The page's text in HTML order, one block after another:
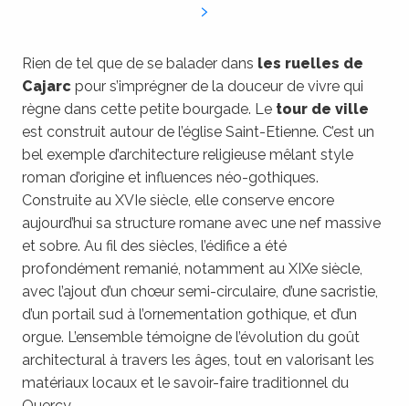
Point de vue
Nos idées de circuit routier voiture
FAQ
Rien de tel que de se balader dans les ruelles de
Cajarc pour s’imprégner de la douceur de vivre qui
règne dans cette petite bourgade. Le tour de ville
est construit autour de l’église Saint-Etienne. C’est un
bel exemple d’architecture religieuse mêlant style
roman d’origine et influences néo-gothiques.
Construite au XVIe siècle, elle conserve encore
aujourd’hui sa structure romane avec une nef massive
et sobre. Au fil des siècles, l’édifice a été
profondément remanié, notamment au XIXe siècle,
avec l’ajout d’un chœur semi-circulaire, d’une sacristie,
d’un portail sud à l’ornementation gothique, et d’un
orgue. L’ensemble témoigne de l’évolution du goût
architectural à travers les âges, tout en valorisant les
matériaux locaux et le savoir-faire traditionnel du